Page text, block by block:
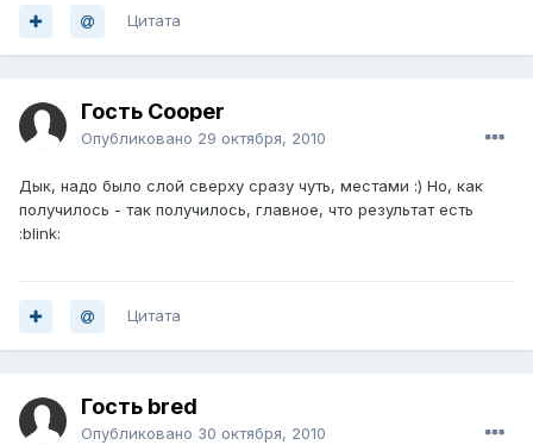
Цитата
Гость Cooper
Опубликовано 29 октября, 2010
Дык, надо было слой сверху сразу чуть, местами :) Но, как
получилось - так получилось, главное, что результат есть
:blink:
Цитата
Гость bred
Опубликовано 30 октября, 2010